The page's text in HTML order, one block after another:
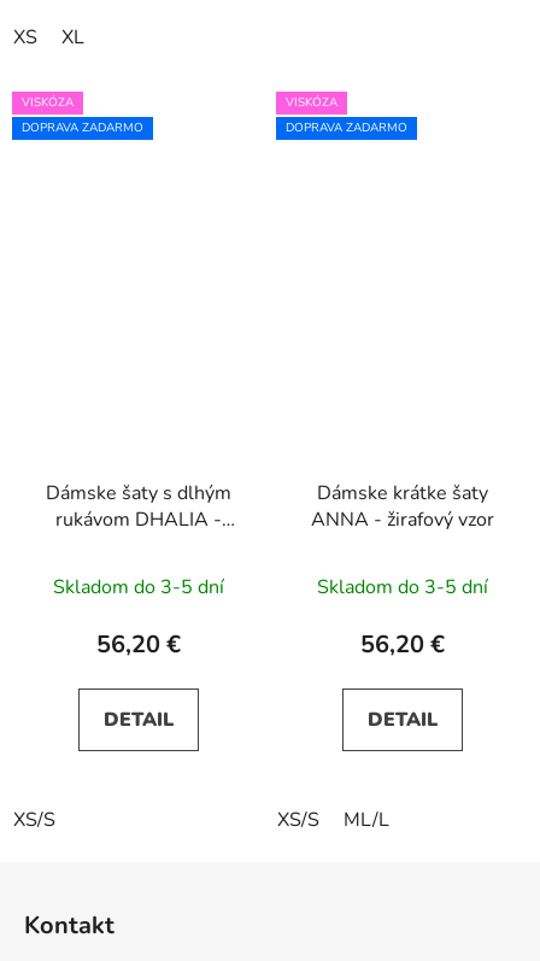
XS XL
VISKÓZA
DOPRAVA ZADARMO
Dámske šaty s dlhým
rukávom DHALIA -
Skladom do 3-5 dní
56,20 €
DETAIL
XS/S
VISKÓZA
DOPRAVA ZADARMO
Dámske krátke šaty
ANNA - žirafový vzor
Skladom do 3-5 dní
56,20 €
DETAIL
XS/S ML/L
Kontakt